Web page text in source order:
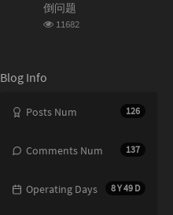
倒问题
浏
11682
Blog Info
126
Posts Num
137
Comments Num
8 Y 49 D
Operating Days